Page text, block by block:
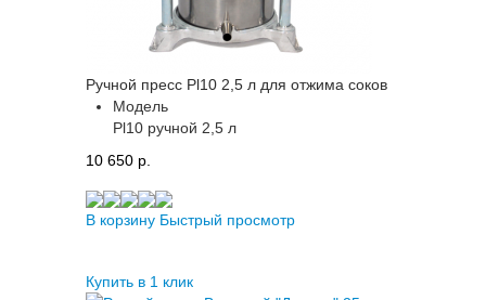
Ручной пресс Pl10 2,5 л для отжима соков
Модель
Pl10 ручной 2,5 л
10 650 p.
В корзину Быстрый просмотр
Купить в 1 клик